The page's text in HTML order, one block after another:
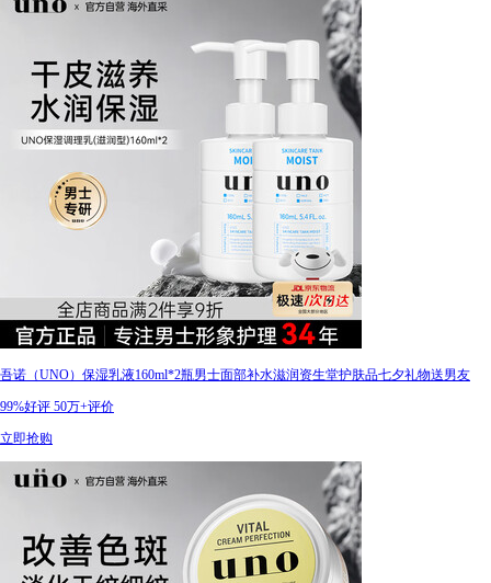
吾诺（UNO）保湿乳液160ml*2瓶男士面部补水滋润资生堂护肤品七夕礼物送男友
99%好评 50万+评价
立即抢购